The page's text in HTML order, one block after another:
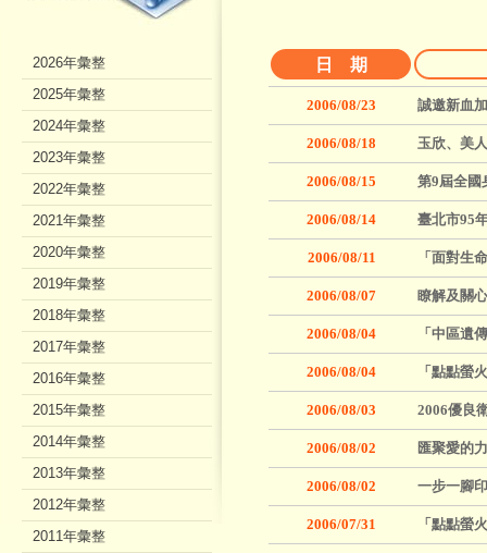
日 期
2006/08/23 誠邀新血
2006/08/18 玉欣、美
2006/08/15 第9屆全國
2006/08/14 臺北市95
2006/08/11 「面對生
2006/08/07 瞭解及關
2006/08/04 「中區遺
2006/08/04 「點點螢
2006/08/03 2006優良
2006/08/02 匯聚愛的
2006/08/02 一步一腳
2006/07/31 「點點螢
2026年彙整
2025年彙整
2024年彙整
2023年彙整
2022年彙整
2021年彙整
2020年彙整
2019年彙整
2018年彙整
2017年彙整
2016年彙整
2015年彙整
2014年彙整
2013年彙整
2012年彙整
2011年彙整